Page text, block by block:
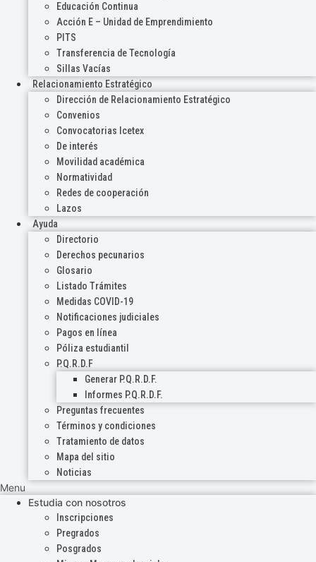
Educación Continua
Acción E – Unidad de Emprendimiento
PITS
Transferencia de Tecnología
Sillas Vacías
Relacionamiento Estratégico
Dirección de Relacionamiento Estratégico
Convenios
Convocatorias Icetex
De interés
Movilidad académica
Normatividad
Redes de cooperación
Lazos
Ayuda
Directorio
Derechos pecunarios
Glosario
Listado Trámites
Medidas COVID-19
Notificaciones judiciales
Pagos en línea
Póliza estudiantil
P.Q.R.D.F
Generar P.Q.R.D.F.
Informes P.Q.R.D.F.
Preguntas frecuentes
Términos y condiciones
Tratamiento de datos
Mapa del sitio
Noticias
Menu
Estudia con nosotros
Inscripciones
Pregrados
Posgrados